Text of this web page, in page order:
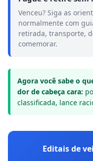
Venceu? Siga as
normalmente com
retirada, transporte,
comemorar.
Agora você sabe o
dor de cabeça cara:
classificada, lance
Editais de